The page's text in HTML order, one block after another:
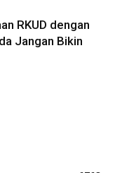
RKUD dengan
Jangan Bikin